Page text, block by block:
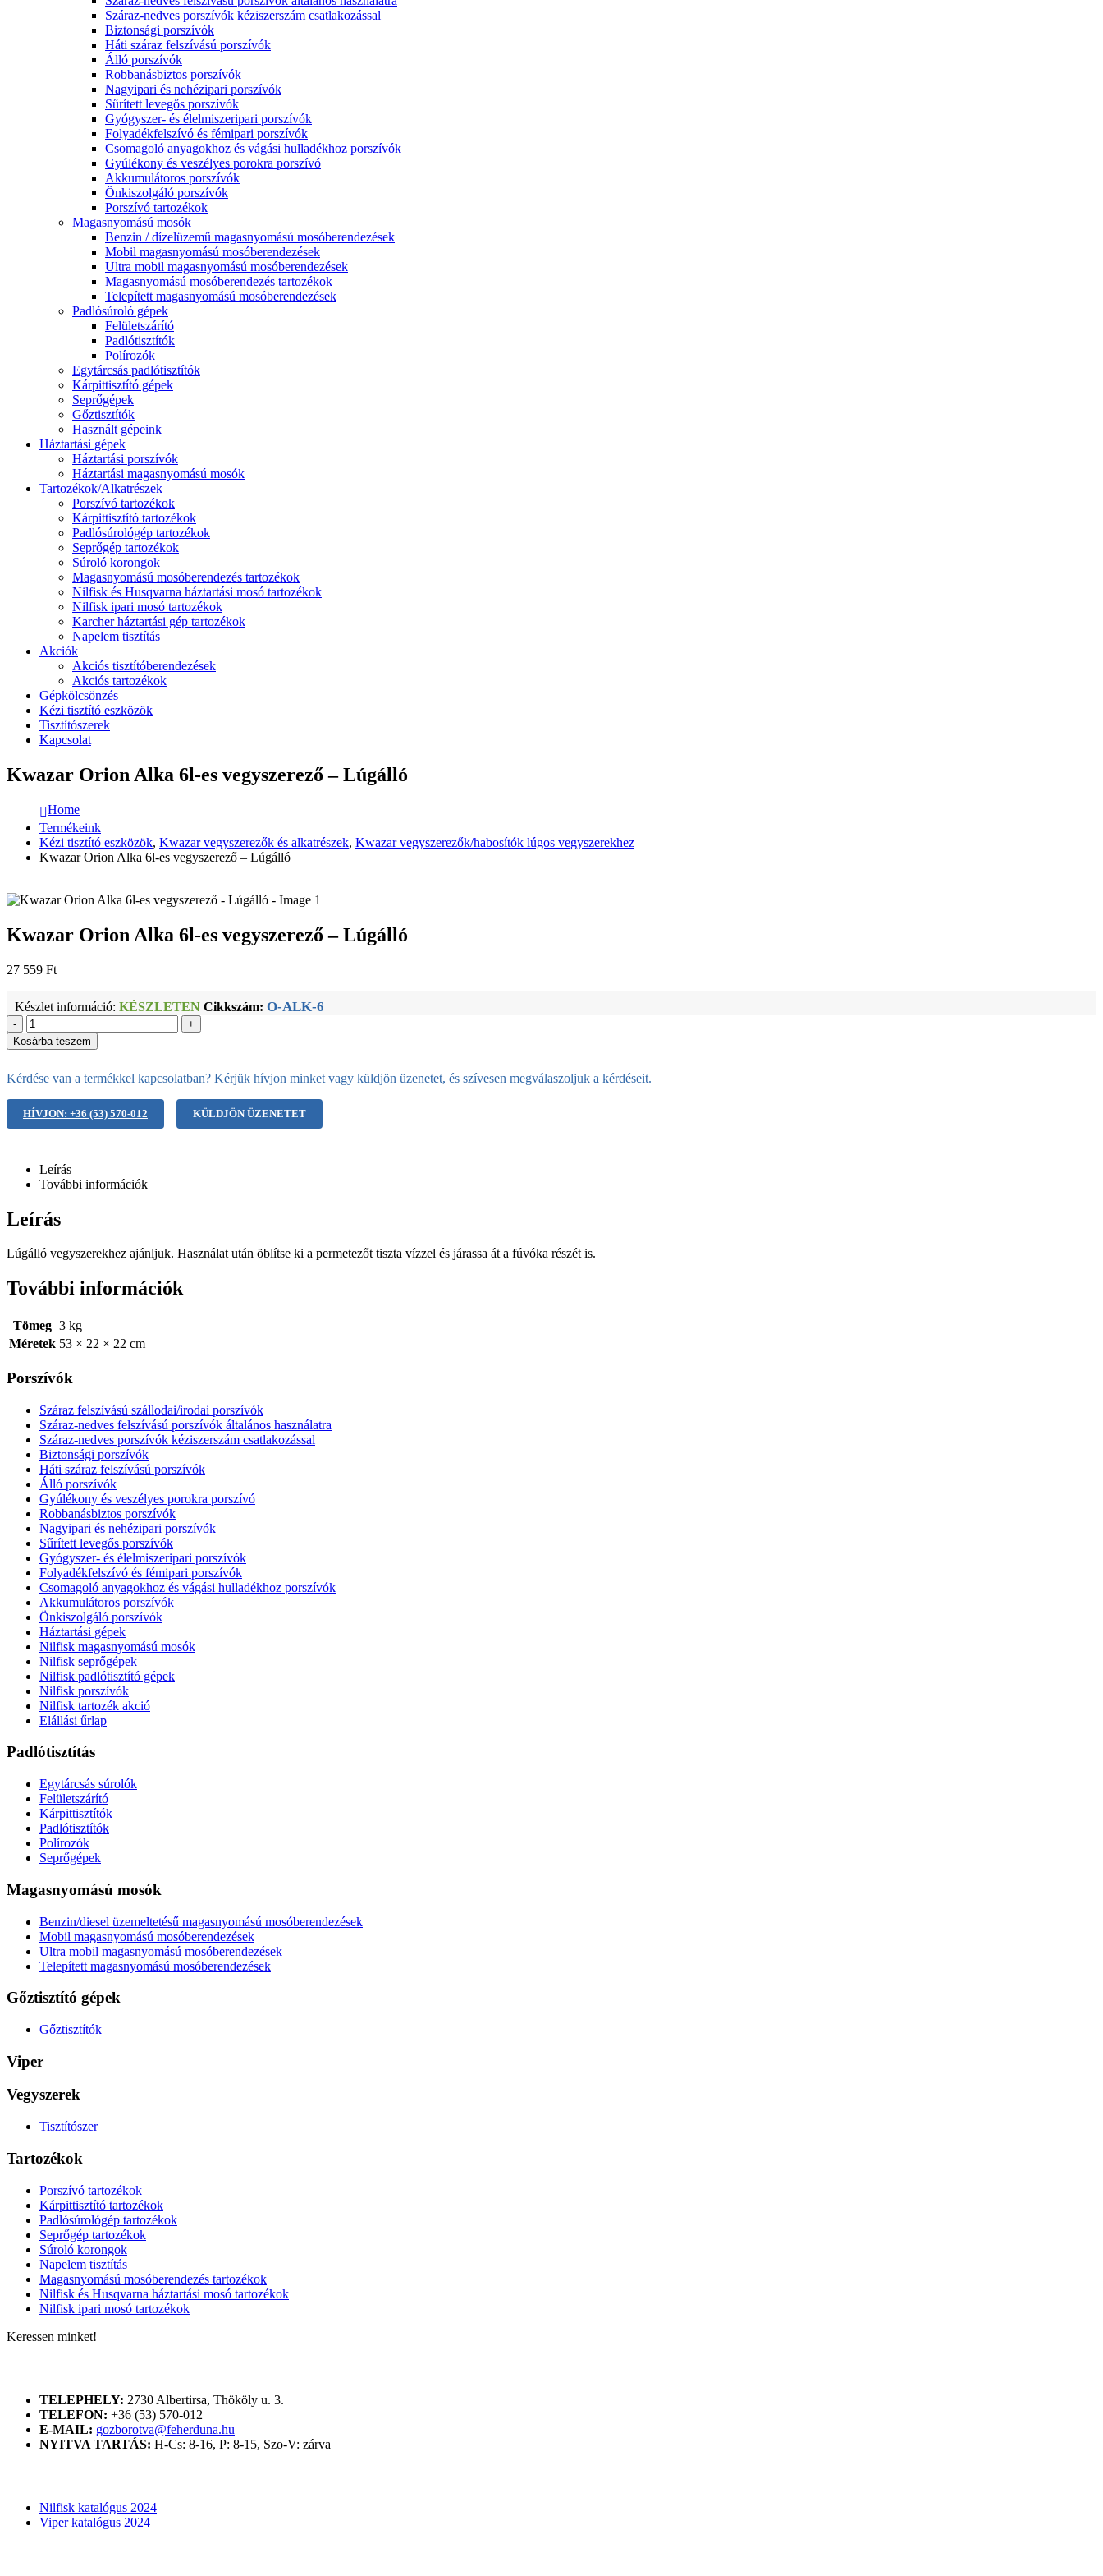
Száraz-nedves porszívók kéziszerszám csatlakozással
Biztonsági porszívók
Háti száraz felszívású porszívók
Álló porszívók
Robbanásbiztos porszívók
Nagyipari és nehézipari porszívók
Sűrített levegős porszívók
Gyógyszer- és élelmiszeripari porszívók
Folyadékfelszívó és fémipari porszívók
Csomagoló anyagokhoz és vágási hulladékhoz porszívók
Gyúlékony és veszélyes porokra porszívó
Akkumulátoros porszívók
Önkiszolgáló porszívók
Porszívó tartozékok
Magasnyomású mosók
Benzin / dízelüzemű magasnyomású mosóberendezések
Mobil magasnyomású mosóberendezések
Ultra mobil magasnyomású mosóberendezések
Magasnyomású mosóberendezés tartozékok
Telepített magasnyomású mosóberendezések
Padlósúroló gépek
Felületszárító
Padlótisztítók
Polírozók
Egytárcsás padlótisztítók
Kárpittisztító gépek
Seprőgépek
Gőztisztítók
Használt gépeink
Háztartási gépek
Háztartási porszívók
Háztartási magasnyomású mosók
Tartozékok/Alkatrészek
Porszívó tartozékok
Kárpittisztító tartozékok
Padlósúrológép tartozékok
Seprőgép tartozékok
Súroló korongok
Magasnyomású mosóberendezés tartozékok
Nilfisk és Husqvarna háztartási mosó tartozékok
Nilfisk ipari mosó tartozékok
Karcher háztartási gép tartozékok
Napelem tisztítás
Akciók
Akciós tisztítóberendezések
Akciós tartozékok
Gépkölcsönzés
Kézi tisztító eszközök
Tisztítószerek
Kapcsolat
Kwazar Orion Alka 6l-es vegyszerező – Lúgálló
Home
Termékeink
Kézi tisztító eszközök, Kwazar vegyszerezők és alkatrészek, Kwazar vegyszerezők/habosítók lúgos vegyszerekhez
Kwazar Orion Alka 6l-es vegyszerező – Lúgálló
Kwazar Orion Alka 6l-es vegyszerező – Lúgálló
27 559 Ft
Készlet információ: KÉSZLETEN Cikkszám: O-ALK-6
-
+
Kosárba teszem
Kérdése van a termékkel kapcsolatban? Kérjük hívjon minket vagy küldjön üzenetet, és szívesen megválaszoljuk a kérdéseit.
HÍVJON: +36 (53) 570-012 KÜLDJÖN ÜZENETET
Leírás
További információk
Leírás
Lúgálló vegyszerekhez ajánljuk. Használat után öblítse ki a permetezőt tiszta vízzel és járassa át a fúvóka részét is.
További információk
Tömeg 3 kg
Méretek 53 × 22 × 22 cm
Porszívók
Száraz felszívású szállodai/irodai porszívók
Száraz-nedves felszívású porszívók általános használatra
Száraz-nedves porszívók kéziszerszám csatlakozással
Biztonsági porszívók
Háti száraz felszívású porszívók
Álló porszívók
Gyúlékony és veszélyes porokra porszívó
Robbanásbiztos porszívók
Nagyipari és nehézipari porszívók
Sűrített levegős porszívók
Gyógyszer- és élelmiszeripari porszívók
Folyadékfelszívó és fémipari porszívók
Csomagoló anyagokhoz és vágási hulladékhoz porszívók
Akkumulátoros porszívók
Önkiszolgáló porszívók
Háztartási gépek
Nilfisk magasnyomású mosók
Nilfisk seprőgépek
Nilfisk padlótisztító gépek
Nilfisk porszívók
Nilfisk tartozék akció
Elállási űrlap
Padlótisztítás
Egytárcsás súrolók
Felületszárító
Kárpittisztítók
Padlótisztítók
Polírozók
Seprőgépek
Magasnyomású mosók
Benzin/diesel üzemeltetésű magasnyomású mosóberendezések
Mobil magasnyomású mosóberendezések
Ultra mobil magasnyomású mosóberendezések
Telepített magasnyomású mosóberendezések
Gőztisztító gépek
Gőztisztítók
Viper
Vegyszerek
Tisztítószer
Tartozékok
Porszívó tartozékok
Kárpittisztító tartozékok
Padlósúrológép tartozékok
Seprőgép tartozékok
Súroló korongok
Napelem tisztítás
Magasnyomású mosóberendezés tartozékok
Nilfisk és Husqvarna háztartási mosó tartozékok
Nilfisk ipari mosó tartozékok
Keressen minket!
TELEPHELY: 2730 Albertirsa, Thököly u. 3.
TELEFON: +36 (53) 570-012
E-MAIL: gozborotva@feherduna.hu
NYITVA TARTÁS: H-Cs: 8-16, P: 8-15, Szo-V: zárva
Nilfisk katalógus 2024
Viper katalógus 2024